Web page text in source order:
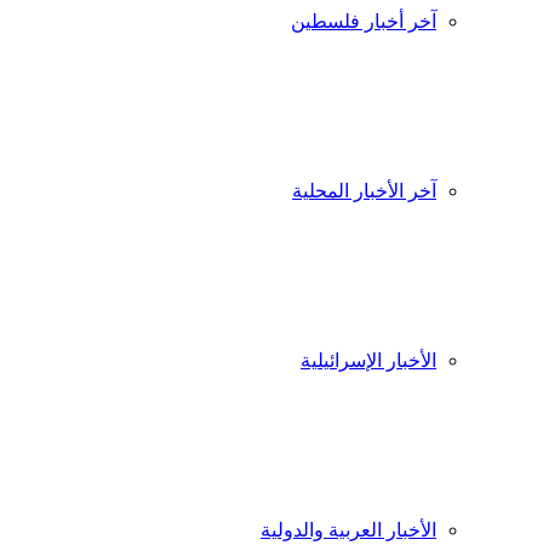
آخر أخبار فلسطين
آخر الأخبار المحلية
الأخبار الإسرائيلية
الأخبار العربية والدولية